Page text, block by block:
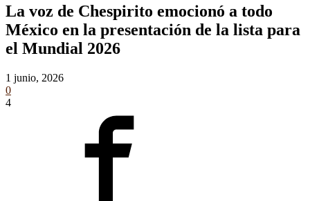
La voz de Chespirito emocionó a todo
México en la presentación de la lista para
el Mundial 2026
1 junio, 2026
0
4